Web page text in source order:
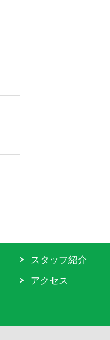
スタッフ紹介
アクセス